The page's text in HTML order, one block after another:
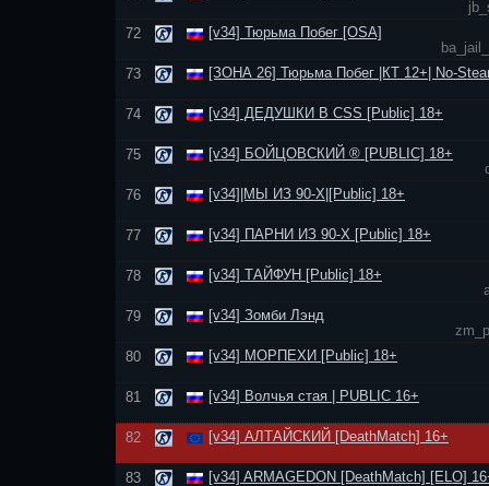
72
[v34] Тюрьма Побег [OSA]
73
[ЗОНА 26] Тюрьма Побег |КТ 12+| No-
74 [v34] ДЕДУШКИ В CSS [Public] 18+
75
[v34] БОЙЦОВСКИЙ ® [PUBLIC] 18+
76
[v34]|МЫ ИЗ 90-Х|[Public] 18+
77 [v34] ПАРНИ ИЗ 90-Х [Public] 18+
78
[v34] ТАЙФУН [Public] 18+
79
[v34] Зомби Лэнд
80
[v34] МОРПЕХИ [Public] 18+
81 [v34] Волчья стая | PUBLIC 16+
82 [v34] АЛТАЙСКИЙ [DeathMatch] 16+
83 [v34] ARMAGEDON [DeathMatch] [ELO]